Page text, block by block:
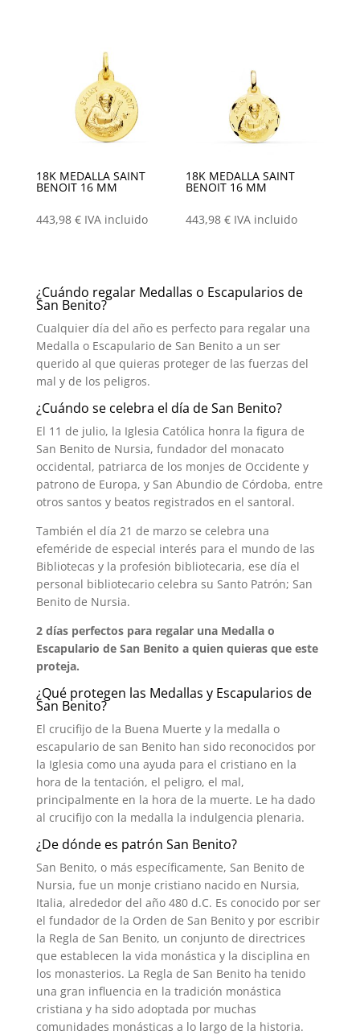
18K MEDALLA SAINT
BENOIT 16 MM
443,98 € IVA incluido
18K MEDALLA SAINT
BENOIT 16 MM
443,98€ IVA incluido
¿Cuándo regalar Medallas o Escapularios de
San Benito?
Cualquier día del año es perfecto para regalar una
Medalla o Escapulario de San Benito a un ser
querido al que quieras proteger de las fuerzas del
mal y de los peligros.
¿Cuándo se celebra el día de San Benito?
El 11 de julio, la Iglesia Católica honra la figura de
San Benito de Nursia, fundador del monacato
occidental, patriarca de los monjes de Occidente y
patrono de Europa, y San Abundio de Córdoba, entre
otros santos y beatos registrados en el santoral.
También el día 21 de marzo se celebra una
efeméride de especial interés para el mundo de las
Bibliotecas y la profesión bibliotecaria, ese día el
personal bibliotecario celebra su Santo Patrón; San
Benito de Nursia.
2 días perfectos para regalar una Medalla o
Escapulario de San Benito a quien quieras que este
proteja.
¿Qué protegen las Medallas y Escapularios de
San Benito?
El crucifijo de la Buena Muerte y la medalla o
escapulario de san Benito han sido reconocidos por
la Iglesia como una ayuda para el cristiano en la
hora de la tentación, el peligro, el mal,
principalmente en la hora de la muerte. Le ha dado
al crucifijo con la medalla la indulgencia plenaria.
¿De dónde es patrón San Benito?
San Benito, o más específicamente, San Benito de
Nursia, fue un monje cristiano nacido en Nursia,
Italia, alrededor del año 480 d.C. Es conocido por ser
el fundador de la Orden de San Benito y por escribir
la Regla de San Benito, un conjunto de directrices
que establecen la vida monástica y la disciplina en
los monasterios. La Regla de San Benito ha tenido
una gran influencia en la tradición monástica
cristiana y ha sido adoptada por muchas
comunidades monásticas a lo largo de la historia.